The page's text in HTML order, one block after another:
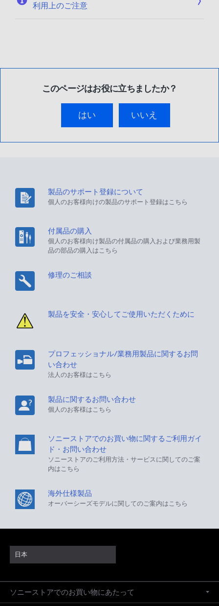
利用上のご注意
このページはお役に立ちましたか？
はい いいえ
製品のサポート登録について
個人のお客様向けの製品のサポート登録はこちら
付属品の購入
個人のお客様向け製品の付属品の購入および業務用製
品の部品の購入はこちら
修理のご相談
製品を安全・安心してご使用いただくために
プロフェッショナル/業務用製品に関するお問
い合わせ
法人のお客様はこちら
製品に関するお問い合わせ
個人のお客様はこちら
ソニーストアでのお買い物に関するご利用ガイ
ド・お問い合わせ
ソニーストアのご利用方法・サービスに関してのご案
内はこちら
海外仕様製品
オーバーシーズモデルに関してのご案内はこちら
日本
ソニーストアでのお買い物にあたって